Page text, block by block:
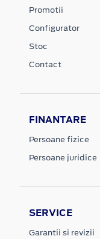
Promotii
Configurator
Stoc
Contact
FINANTARE
Persoane fizice
Persoane juridice
SERVICE
Garantii si revizii